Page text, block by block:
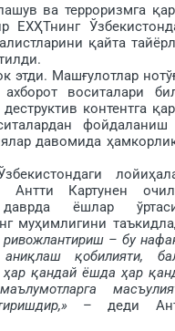
ва терроризмга
ЕХҲТнинг
қайта
этди. Машғулотлар
воситалари
контентга
фойдаланиш
давомида
Антти Картунен
ёшлар
муҳимлигини
ривожлантириш – бу
аниқлаш қобилияти,
қандай ёшда ҳар
– деди